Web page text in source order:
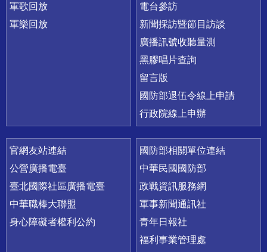
軍歌回放
軍樂回放
電台參訪
新聞採訪暨節目訪談
廣播訊號收聽量測
黑膠唱片查詢
留言版
國防部退伍令線上申請
行政院線上申辦
官網友站連結
公營廣播電臺
臺北國際社區廣播電臺
中華職棒大聯盟
身心障礙者權利公約
國防部相關單位連結
中華民國國防部
政戰資訊服務網
軍事新聞通訊社
青年日報社
福利事業管理處